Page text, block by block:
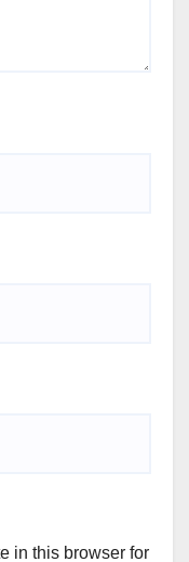
in this browser for